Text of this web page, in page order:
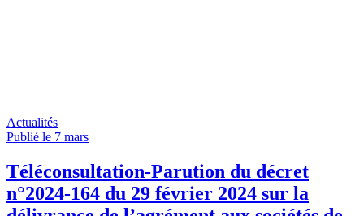
Actualités
Publié le 7 mars
Téléconsultation-Parution du décret
n°2024-164 du 29 février 2024 sur la